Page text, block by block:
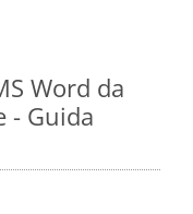
Word da
- Guida